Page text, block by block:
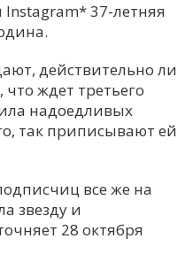
У
37-летняя
действительно ли
ждет третьего
надоедливых
так приписывают ей
все же на
звезду и
28 октября